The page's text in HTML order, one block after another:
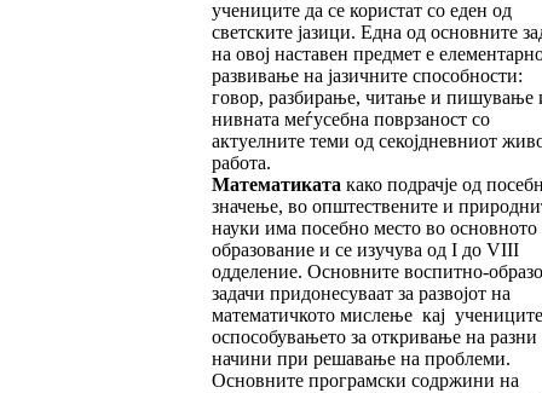
учениците да се користат со еден од
светските јазици. Една од основните
на овој наставен предмет е
развивање на јазичните способности:
говор, разбирање, читање и пишување
нивната меѓусебна поврзаност со
актуелните теми од секојдневниот
работа.
Математиката како подрачје од
значење, во општествените и
науки има посебно место во основното
образование и се изучува од I до VIII
одделение. Основните воспитно-
задачи придонесуваат за развојот на
математичкото мислење кај
оспособувањето за откривање на разни
начини при решавање на проблеми.
Основните програмски содржини на